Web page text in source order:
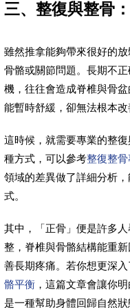
三、整復與整骨
雖然推拿能夠帶來很好的
骨骼或關節問題。長期不
機，往往會造成脊椎與骨
能暫時舒緩，卻無法根本改
這時候，就需要專業的整
種方式，可以參考整復整
領域的差異做了詳細分析
式。
其中，「正骨」便是許多
整，脊椎與骨骼結構能重
善長期疼痛。若你想更深
骼平衡 ，這篇文章會讓你
是一種幫助身體回歸自然狀